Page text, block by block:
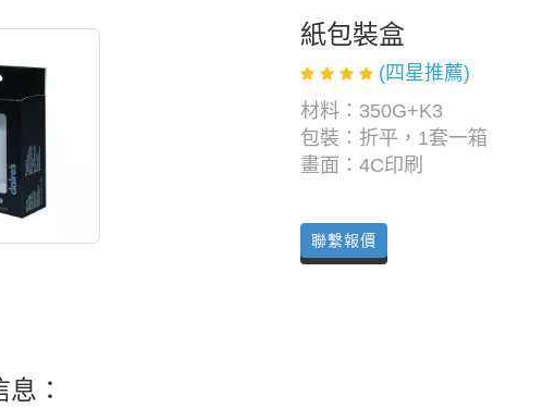
紙包裝盒
(四星推薦)
材料：350G+K3
包裝：折平，1套一箱
畫面：4C印刷
聯繫報價
：